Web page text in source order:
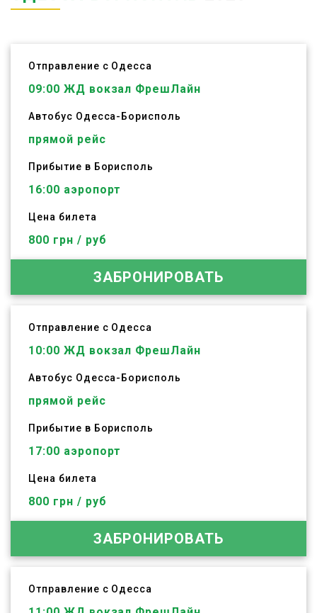
Отправление с Одесса
09:00 ЖД вокзал ФрешЛайн
Автобус Одесса- Борисполь
прямой рейс
Прибытие в Борисполь
16:00 аэропорт
Цена билета
800 грн / руб
ЗАБРОНИРОВАТЬ
Отправление с Одесса
10:00 ЖД вокзал ФрешЛайн
Автобус Одесса- Борисполь
прямой рейс
Прибытие в Борисполь
17:00 аэропорт
Цена билета
800 грн / руб
ЗАБРОНИРОВАТЬ
Отправление с Одесса